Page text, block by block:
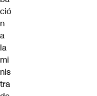
ció
n
a
la
mi
nis
tra